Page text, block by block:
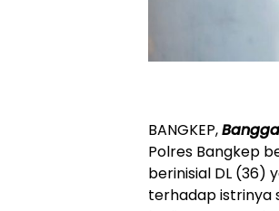
BANGKEP,
Polres Bangkep
berinisial DL (36)
terhadap istrinya